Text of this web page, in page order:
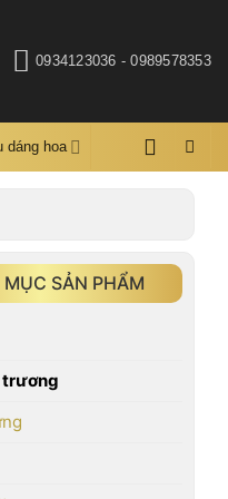
0934123036 - 0989578353
dáng hoa
MỤC SẢN PHẨM
trương